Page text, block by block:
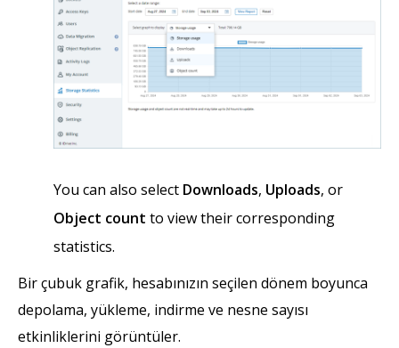
You can also select Downloads, Uploads, or
Object count to view their corresponding
statistics.
Bir çubuk grafik, hesabınızın seçilen dönem boyunca
depolama, yükleme, indirme ve nesne sayısı
etkinliklerini görüntüler.